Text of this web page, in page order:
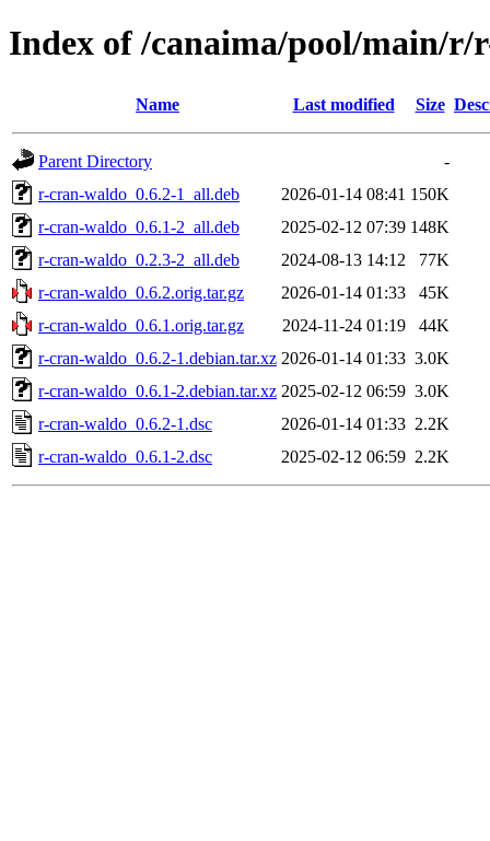
Index of /canaima/pool/main/r/
Name Last modified Size
Parent Directory
-
r-cran-waldo_0.6.2-1_all.deb
2026-01-14 08:41 150K
r-cran-waldo_0.6.1-2_all.deb
2025-02-12 07:39 148K
r-cran-waldo_0.2.3-2_all.deb
2024-08-13 14:12
77K
r-cran-waldo_0.6.2.orig.tar.gz
2026-01-14 01:33
45K
r-cran-waldo_0.6.1.orig.tar.gz
2024-11-24 01:19
44K
r-cran-waldo_0.6.2-1.debian.tar.xz 2026-01-14 01:33 3.0K
r-cran-waldo_0.6.1-2.debian.tar.xz 2025-02-12 06:59 3.0K
r-cran-waldo_0.6.2-1.dsc
2026-01-14 01:33 2.2K
r-cran-waldo_0.6.1-2.dsc
2025-02-12 06:59 2.2K